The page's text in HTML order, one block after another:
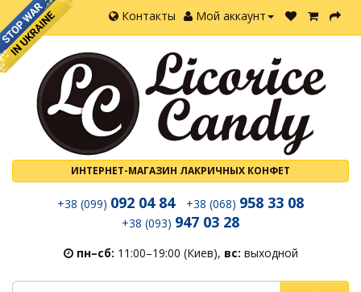
Контакты Мой аккаунт
ИНТЕРНЕТ-МАГАЗИН ЛАКРИЧНЫХ КОНФЕТ
+38 (099) 092 04 84 +38 (068) 958 33 08
+38 (093) 947 03 28
пн–сб: 11:00–19:00 (Киев), вс: выходной